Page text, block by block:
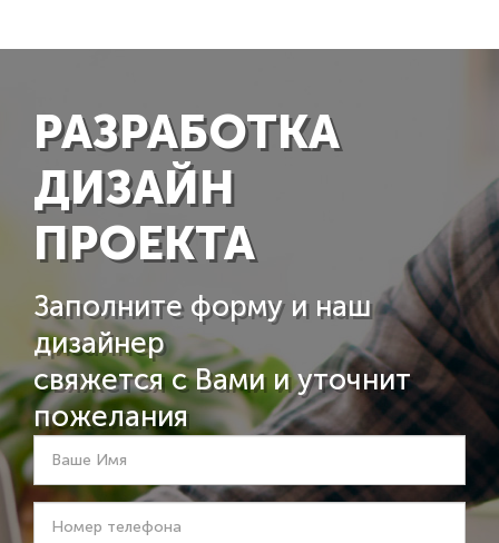
РАЗРАБОТКА
ДИЗАЙН
ПРОЕКТА
Заполните форму и наш
дизайнер
свяжется с Вами и уточнит
пожелания
Ваше
Имя